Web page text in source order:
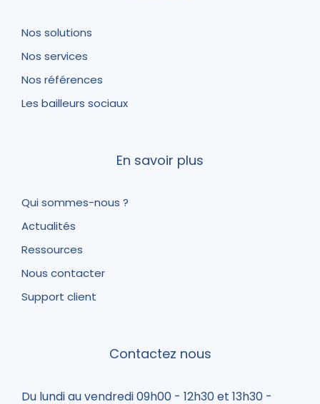
Nos solutions
Nos services
Nos références
Les bailleurs sociaux
En savoir plus
Qui sommes-nous ?
Actualités
Ressources
Nous contacter
Support client
Contactez nous
Du lundi au vendredi 09h00 - 12h30 et 13h30 -